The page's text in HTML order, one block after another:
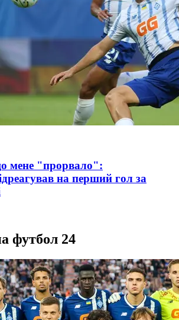
мене "прорвало":
на перший гол за
футбол 24